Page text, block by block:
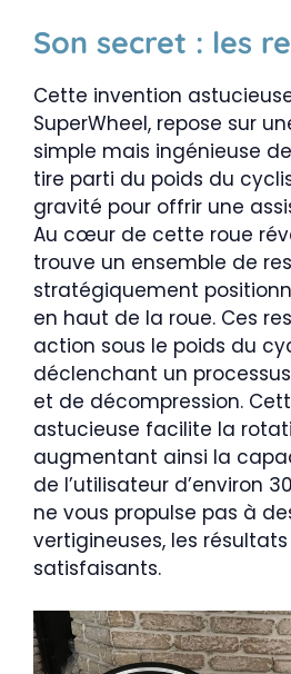
Son secret : les
Cette invention
SuperWheel, repose sur
simple mais ingénieuse
tire parti du poids du
gravité pour offrir une
Au cœur de cette roue
trouve un ensemble de
stratégiquement
en haut de la roue. Ces
action sous le poids du
déclenchant un
et de décompression.
astucieuse facilite la
augmentant ainsi la
de l’utilisateur d’environ
ne vous propulse pas à
vertigineuses, les
satisfaisants.